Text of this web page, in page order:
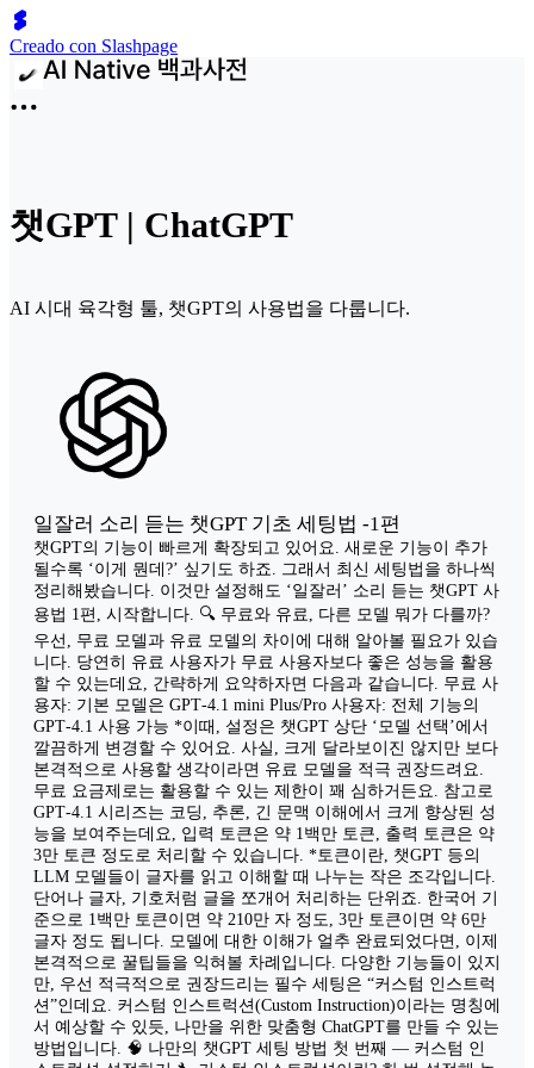
Creado con Slashpage
챗GPT | ChatGPT
AI 시대 육각형 툴, 챗GPT의 사용법을 다룹니다.
일잘러 소리 듣는 챗GPT 기초 세팅법 -1편
챗GPT의 기능이 빠르게 확장되고 있어요. 새로운 기능이 추가
될수록 ‘이게 뭔데?’ 싶기도 하죠. 그래서 최신 세팅법을 하나씩
정리해봤습니다. 이것만 설정해도 ‘일잘러’ 소리 듣는 챗GPT 사
용법 1편, 시작합니다. 🔍 무료와 유료, 다른 모델 뭐가 다를까?
우선, 무료 모델과 유료 모델의 차이에 대해 알아볼 필요가 있습
니다. 당연히 유료 사용자가 무료 사용자보다 좋은 성능을 활용
할 수 있는데요, 간략하게 요약하자면 다음과 같습니다. 무료 사
용자: 기본 모델은 GPT‑4.1 mini Plus/Pro 사용자: 전체 기능의
GPT‑4.1 사용 가능 *이때, 설정은 챗GPT 상단 ‘모델 선택’에서
깔끔하게 변경할 수 있어요. 사실, 크게 달라보이진 않지만 보다
본격적으로 사용할 생각이라면 유료 모델을 적극 권장드려요.
무료 요금제로는 활용할 수 있는 제한이 꽤 심하거든요. 참고로
GPT‑4.1 시리즈는 코딩, 추론, 긴 문맥 이해에서 크게 향상된 성
능을 보여주는데요, 입력 토큰은 약 1백만 토큰, 출력 토큰은 약
3만 토큰 정도로 처리할 수 있습니다. *토큰이란, 챗GPT 등의
LLM 모델들이 글자를 읽고 이해할 때 나누는 작은 조각입니다.
단어나 글자, 기호처럼 글을 쪼개어 처리하는 단위죠. 한국어 기
준으로 1백만 토큰이면 약 210만 자 정도, 3만 토큰이면 약 6만
글자 정도 됩니다. 모델에 대한 이해가 얼추 완료되었다면, 이제
본격적으로 꿀팁들을 익혀볼 차례입니다. 다양한 기능들이 있지
만, 우선 적극적으로 권장드리는 필수 세팅은 “커스텀 인스트럭
션”인데요. 커스텀 인스트럭션(Custom Instruction)이라는 명칭에
서 예상할 수 있듯, 나만을 위한 맞춤형 ChatGPT를 만들 수 있는
방법입니다. 🧠 나만의 챗GPT 세팅 방법 첫 번째 — 커스텀 인